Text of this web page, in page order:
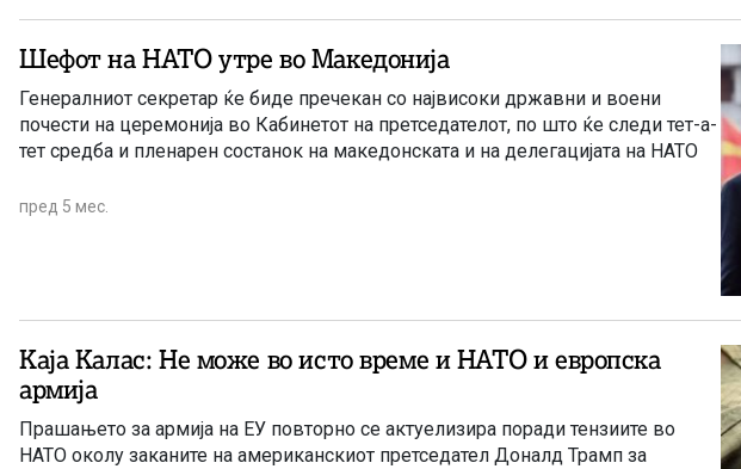
Шефот на НАТО утре во Македонија
Генералниот секретар ќе биде пречекан со највисоки државни и воени
почести на церемонија во Кабинетот на претседателот, по што ќе следи тет-а-
тет средба и пленарен состанок на македонската и на делегацијата на НАТО
пред 5 мес.
Каја Калас: Не може во исто време и НАТО и европска
армија
Прашањето за армија на ЕУ повторно се актуелизира поради тензиите во
НАТО околу заканите на американскиот претседател Доналд Трамп за